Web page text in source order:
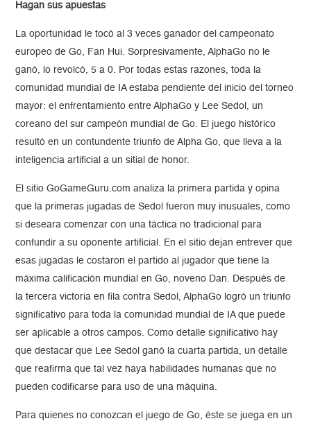
Hagan sus apuestas
La oportunidad le tocó al 3 veces ganador del campeonato
europeo de Go, Fan Hui. Sorpresivamente, AlphaGo no le
ganó, lo revolcó, 5 a 0. Por todas estas razones, toda la
comunidad mundial de IA estaba pendiente del inicio del torneo
mayor: el enfrentamiento entre AlphaGo y Lee Sedol, un
coreano del sur campeón mundial de Go. El juego histórico
resultó en un contundente triunfo de Alpha Go, que lleva a la
inteligencia artificial a un sitial de honor.
El sitio GoGameGuru.com analiza la primera partida y opina
que la primeras jugadas de Sedol fueron muy inusuales, como
si deseara comenzar con una táctica no tradicional para
confundir a su oponente artificial. En el sitio dejan entrever que
esas jugadas le costaron el partido al jugador que tiene la
máxima calificación mundial en Go, noveno Dan. Después de
la tercera victoria en fila contra Sedol, AlphaGo logró un triunfo
significativo para toda la comunidad mundial de IA que puede
ser aplicable a otros campos. Como detalle significativo hay
que destacar que Lee Sedol ganó la cuarta partida, un detalle
que reafirma que tal vez haya habilidades humanas que no
pueden codificarse para uso de una máquina.
Para quienes no conozcan el juego de Go, éste se juega en un